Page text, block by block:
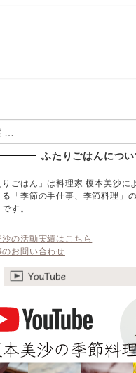
ふたりごはんについ
ごはん」は料理家 榎本美沙に
「季節の手仕事、季節料理」
す。
の活動実績はこちら
お問い合わせ